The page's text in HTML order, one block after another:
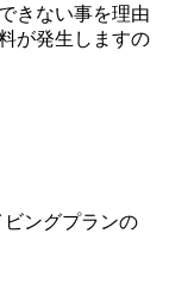
きない事を理由
が発生しますの
ングプランの